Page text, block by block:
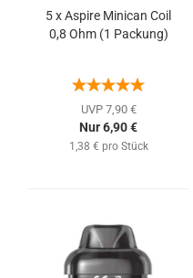
5 x Aspire Minican Coil
0,8 Ohm (1 Packung)
UVP 7,90 €
Nur 6,90 €
1,38 € pro Stück